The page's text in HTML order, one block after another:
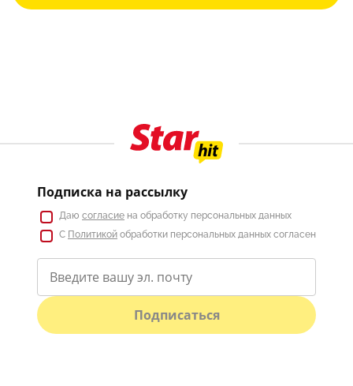
Подписка на рассылку
Даю согласие на обработку персональных данных
С Политикой обработки персональных данных согласен
Подписаться